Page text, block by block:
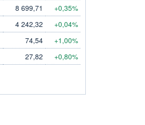
8 699,71 +0,35%
4 242,32 +0,04%
74,54 +1,00%
27,82 +0,80%